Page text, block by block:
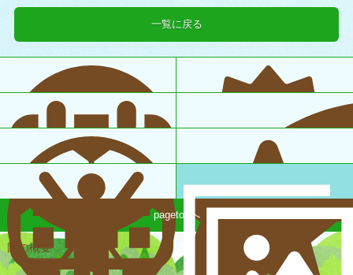
一覧に戻る
園の概要
pagetopへ